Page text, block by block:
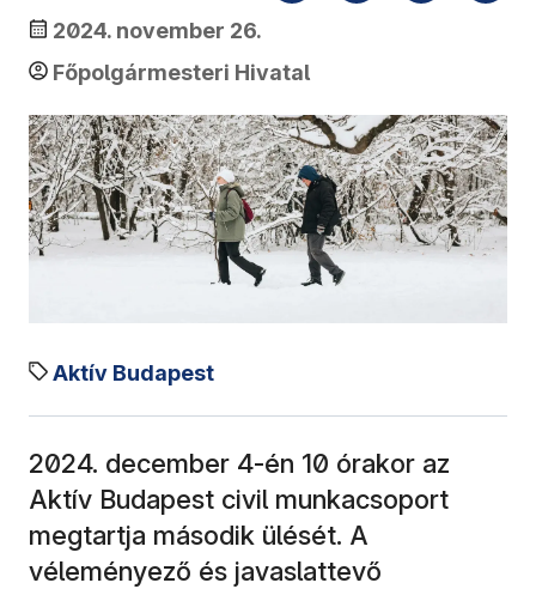
2024. november 26.
Főpolgármesteri Hivatal
Aktív Budapest
2024. december 4-én 10 órakor az
Aktív Budapest civil munkacsoport
megtartja második ülését. A
véleményező és javaslattevő